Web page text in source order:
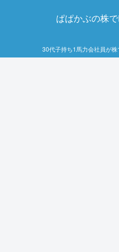
ぱぱかぶの株
30代子持ち1馬力会社員が